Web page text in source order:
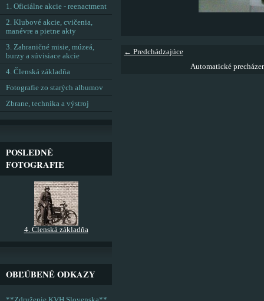
← Predchádzajúce
Automatické
1. Oficiálne akcie - reenactment
2. Klubové akcie, cvičenia,
manévre a pietne akty
3. Zahraničné misie, múzeá,
burzy a súvisiace akcie
4. Členská základňa
Fotografie zo starých albumov
Zbrane, technika a výstroj
POSLEDNÉ
FOTOGRAFIE
4. Členská základňa
OBĽÚBENÉ ODKAZY